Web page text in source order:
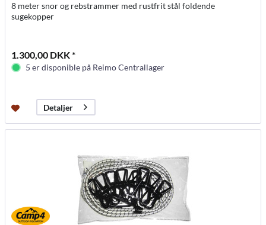
8 meter snor og rebstrammer med rustfrit stål foldende
sugekopper
1.300,00 DKK *
5 er disponible på Reimo Centrallager
Detaljer